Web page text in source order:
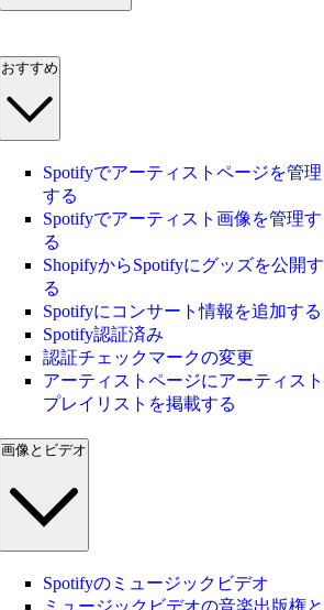
おすすめ
Spotifyでアーティストページを管理
する
Spotifyでアーティスト画像を管理す
る
ShopifyからSpotifyにグッズを公開す
る
Spotifyにコンサート情報を追加する
Spotify認証済み
認証チェックマークの変更
アーティストページにアーティスト
プレイリストを掲載する
画像とビデオ
Spotifyのミュージックビデオ